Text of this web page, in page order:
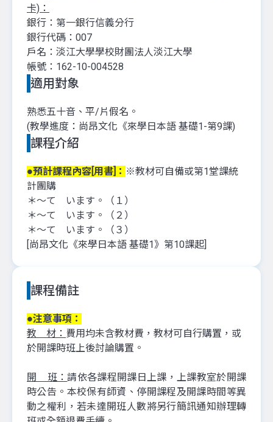
卡)：
銀行：第一銀行信義分行
銀行代碼：007
戶名：淡江大學學校財團法人淡江大學
帳號：162-10-004528
適用對象
熟悉五十音、平/片假名。
(教學進度：尚昂文化《來學日本語 基礎1-第9課)
課程介紹
●預計課程內容[用書]： ※教材可自備或第1堂課統
計團購
＊〜て います。（１）
＊〜て います。（２）
＊〜て います。（３）
[尚昂文化《來學日本語 基礎1》第10課起]
課程備註
●注意事項：
教 材： 費用均未含教材費，教材可自行購置，或
於開課時班上後討論購置。
開 班：請依各課程開課日上課，上課教室於開課
時公告。本校保有師資、停開課程及開課時間等異
動之權利，若未達開班人數將另行簡訊通知辦理轉